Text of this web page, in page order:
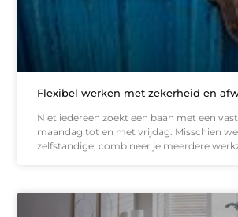
Flexibel werken met zekerheid en
Niet iedereen zoekt een baan met een
maandag tot en met vrijdag. Misschien
zelfstandige, combineer je meerdere